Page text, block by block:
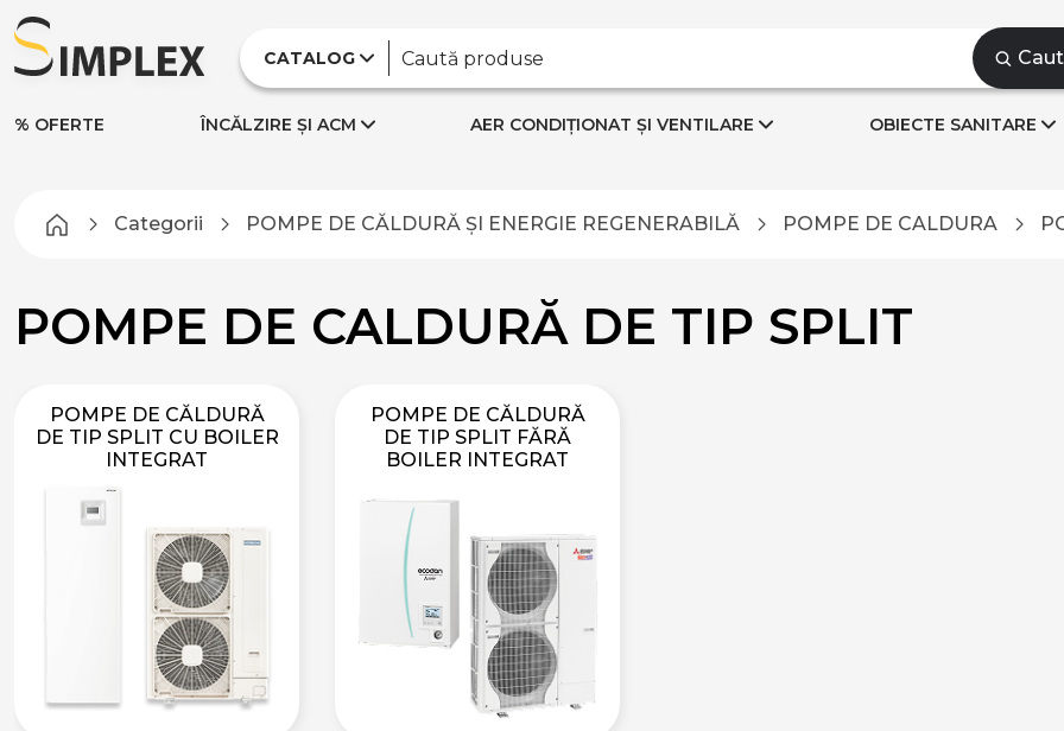
CATALOG
% OFERTE ÎNCĂLZIRE ȘI ACM AER CONDIȚIONAT ȘI VENTILARE OBIECTE SANITARE
Categorii POMPE DE CĂLDURĂ ȘI ENERGIE REGENERABILĂ POMPE DE CALDURA
POMPE DE CALDURĂ DE TIP SPLIT
POMPE DE CĂLDURĂ
DE TIP SPLIT CU BOILER
INTEGRAT
POMPE DE CĂLDURĂ
DE TIP SPLIT FĂRĂ
BOILER INTEGRAT